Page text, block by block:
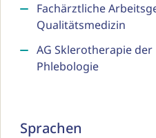
Fachärztliche
Qualitätsmedizin
AG Sklerotherapie
Phlebologie
Sprachen